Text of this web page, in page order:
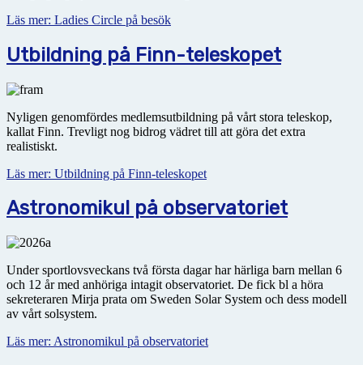
Läs mer: Ladies Circle på besök
Utbildning på Finn-teleskopet
Nyligen genomfördes medlemsutbildning på vårt stora teleskop,
kallat Finn. Trevligt nog bidrog vädret till att göra det extra
realistiskt.
Läs mer: Utbildning på Finn-teleskopet
Astronomikul på observatoriet
Under sportlovsveckans två första dagar har härliga barn mellan 6
och 12 år med anhöriga intagit obser­vatoriet. De fick bl a höra
sekreteraren Mirja prata om Sweden Solar System och dess modell
av vårt solsystem.
Läs mer: Astronomikul på observatoriet